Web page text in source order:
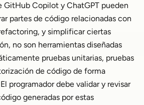
GitHub Copilot y ChatGPT pueden
partes de código relacionadas con
y simplificar ciertas
no son herramientas diseñadas
pruebas unitarias, pruebas
de código de forma
programador debe validar y revisar
generadas por estas